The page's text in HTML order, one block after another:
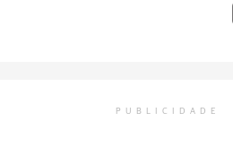
PUBLICIDADE